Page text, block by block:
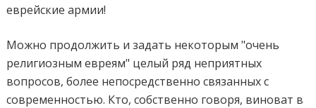
еврейские армии!
Можно продолжить и задать некоторым "очень
религиозным евреям" целый ряд неприятных
вопросов, более непосредственно связанных с
современностью. Кто, собственно говоря, виноват в